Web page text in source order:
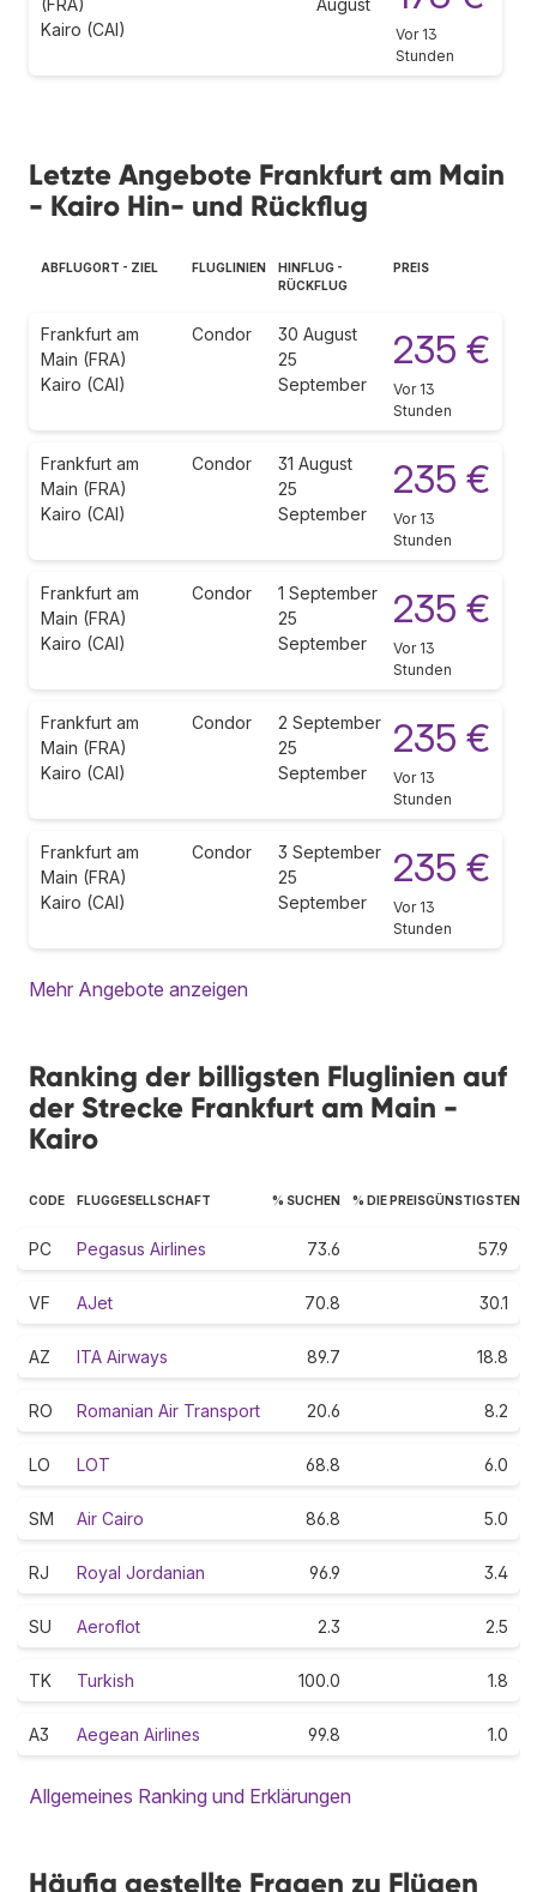
Kairo (CAI)
Vor 13
Stunden
Letzte Angebote Frankfurt am Main
- Kairo Hin- und Rückflug
ABFLUGORT - ZIEL FLUGLINIEN
HINFLUG -
RÜCKFLUG
PREIS
Frankfurt am
Main (FRA)
Kairo (CAI)
Condor
30 August
25
September
235 €
Vor 13
Stunden
Frankfurt am
Main (FRA)
Kairo (CAI)
Condor
31 August
25
September
235 €
Vor 13
Stunden
Frankfurt am
Main (FRA)
Kairo (CAI)
Condor
1 September
25
September
235 €
Vor 13
Stunden
Frankfurt am
Main (FRA)
Kairo (CAI)
Condor
2 September
25
September
235 €
Vor 13
Stunden
Frankfurt am
Main (FRA)
Kairo (CAI)
Condor
3 September
25
September
235 €
Vor 13
Stunden
Mehr Angebote anzeigen
Ranking der billigsten Fluglinien auf
der Strecke Frankfurt am Main -
Kairo
CODE FLUGGESELLSCHAFT % SUCHEN % DIE PREISGÜNSTIGSTEN
PC Pegasus Airlines 73.6 57.9
VF AJet 70.8 30.1
AZ ITA Airways 89.7 18.8
RO Romanian Air Transport 20.6 8.2
LO LOT 68.8 6.0
SM Air Cairo 86.8 5.0
RJ Royal Jordanian 96.9 3.4
SU Aeroflot 2.3 2.5
TK Turkish 100.0 1.8
A3 Aegean Airlines 99.8 1.0
Allgemeines Ranking und Erklärungen
Häufig gestellte Fragen zu Flügen